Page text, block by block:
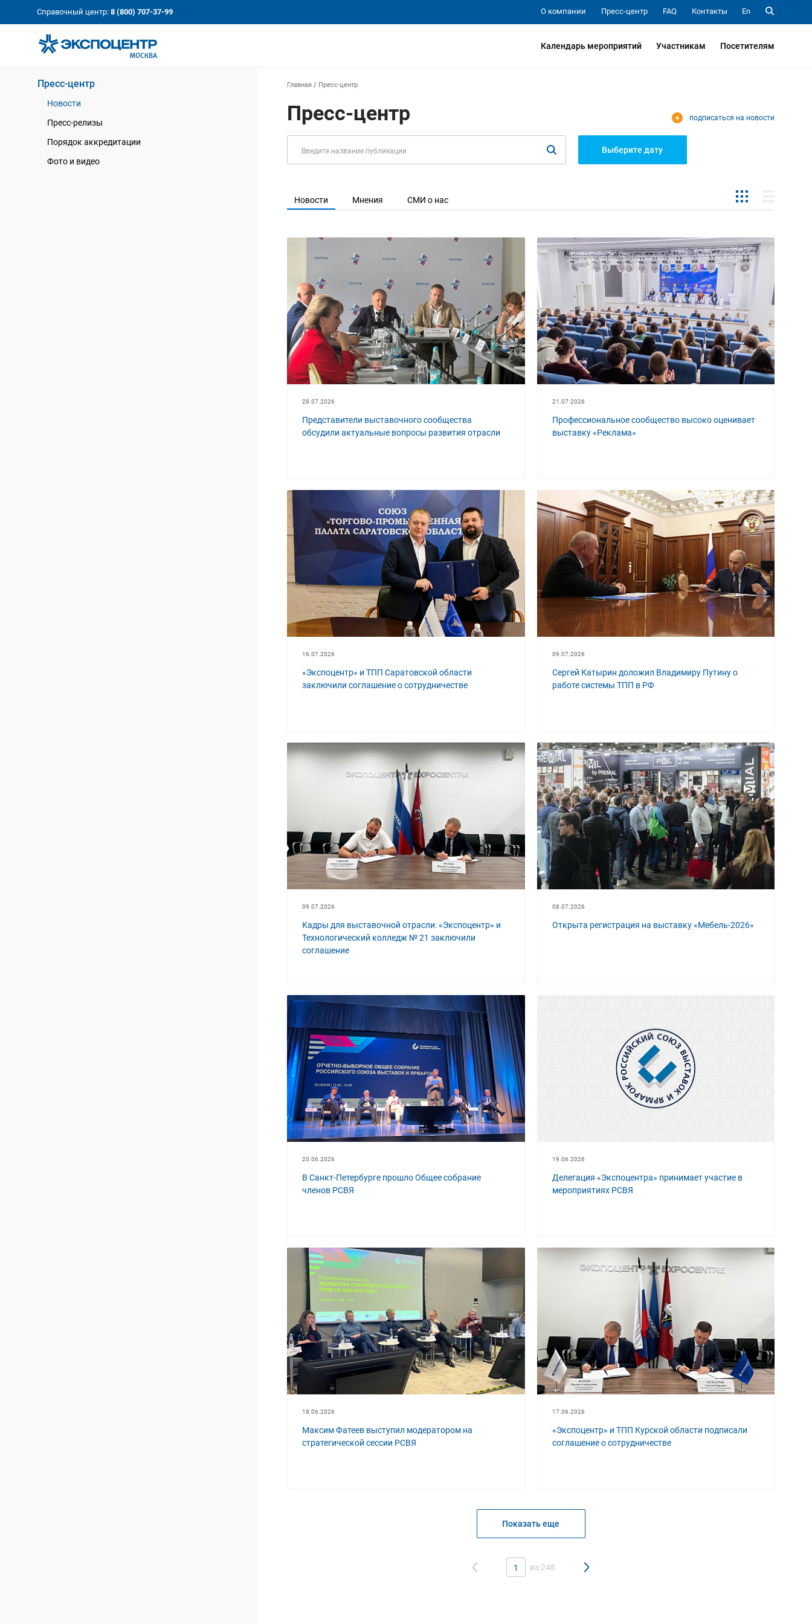
Shows:
a Key to Your Success
выставки вашего успеха
Справочный центр: 8 (800) 707-37-99 О компании Пресс-центр FAQ Контакты En
Календарь мероприятий Участникам Посетителям
Пресс-центр
Новости
Пресс-релизы
Порядок аккредитации
Фото и видео
Главная / Пресс-центр
Пресс-центр подписаться на новости
Выберите дату
Новости Мнения СМИ о нас
28.07.2026
Представители выставочного сообщества
обсудили актуальные вопросы развития отрасли
21.07.2026
Профессиональное сообщество высоко оценивает
выставку «Реклама»
16.07.2026
«Экспоцентр» и ТПП Саратовской области
заключили соглашение о сотрудничестве
09.07.2026
Сергей Катырин доложил Владимиру Путину о
работе системы ТПП в РФ
09.07.2026
Кадры для выставочной отрасли: «Экспоцентр» и
Технологический колледж № 21 заключили
соглашение
08.07.2026
Открыта регистрация на выставку «Мебель-2026»
20.06.2026
В Санкт-Петербурге прошло Общее собрание
членов РСВЯ
19.06.2026
Делегация «Экспоцентра» принимает участие в
мероприятиях РСВЯ
18.06.2026
Максим Фатеев выступил модератором на
стратегической сессии РСВЯ
17.06.2026
«Экспоцентр» и ТПП Курской области подписали
соглашение о сотрудничестве
Показать еще
1 из 248